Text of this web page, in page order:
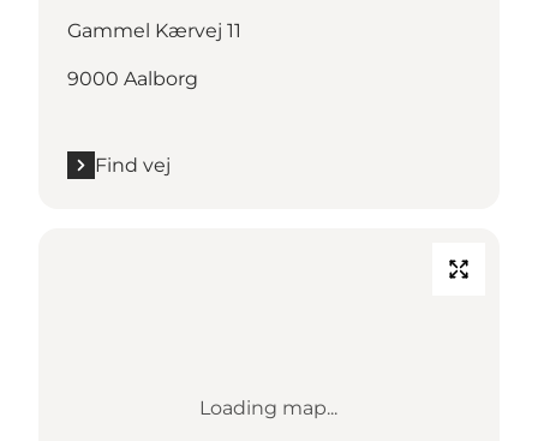
Gammel Kærvej 11
9000 Aalborg
Find vej
Loading map...